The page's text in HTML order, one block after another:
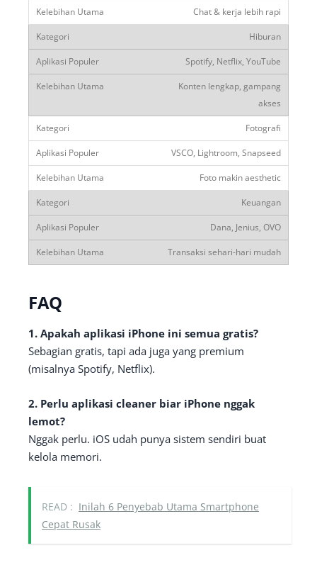
Chat & kerja lebih rapi
Hiburan
Spotify, Netflix, YouTube
Konten lengkap, gampang
akses
Fotografi
VSCO, Lightroom, Snapseed
Foto makin aesthetic
Keuangan
Dana, Jenius, OVO
Transaksi sehari-hari mudah
FAQ
1. Apakah aplikasi iPhone ini semua gratis?
Sebagian gratis, tapi ada juga yang premium
(misalnya Spotify, Netflix).
2. Perlu aplikasi cleaner biar iPhone nggak
lemot?
Nggak perlu. iOS udah punya sistem sendiri buat
kelola memori.
READ : Inilah 6 Penyebab Utama Smartphone
Cepat Rusak